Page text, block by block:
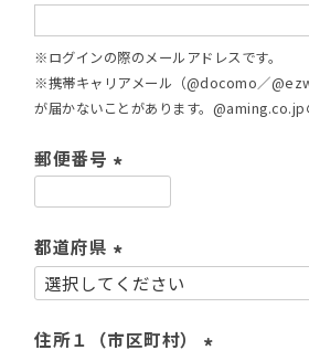
(
必
須
)
※ログインの際のメールアドレスです。
※携帯キャリアメール（@docomo／
が届かないことがあります。@aming.co.jp
郵便番号
須
)
都道府県
(
必
須
)
住所１（市区町村）